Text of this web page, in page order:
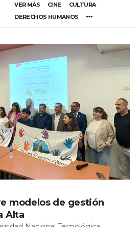
VER MÁS CINE
CULTURA
DERECHOS HUMANOS
modelos de gestión
Alta